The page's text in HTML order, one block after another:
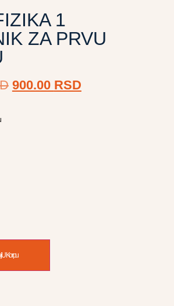
1
ZA PRVU
900.00 RSD
U Korpu